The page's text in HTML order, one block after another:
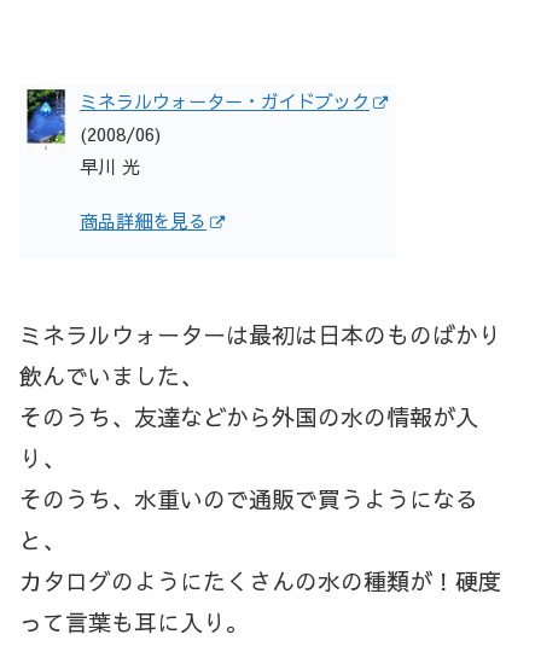
ミネラルウォーター・ガイドブック
(2008/06)
早川 光
商品詳細を見る
ミネラルウォーターは最初は日本のものばかり
飲んでいました、
そのうち、友達などから外国の水の情報が入
り、
そのうち、水重いので通販で買うようになる
と、
カタログのようにたくさんの水の種類が！硬度
って言葉も耳に入り。